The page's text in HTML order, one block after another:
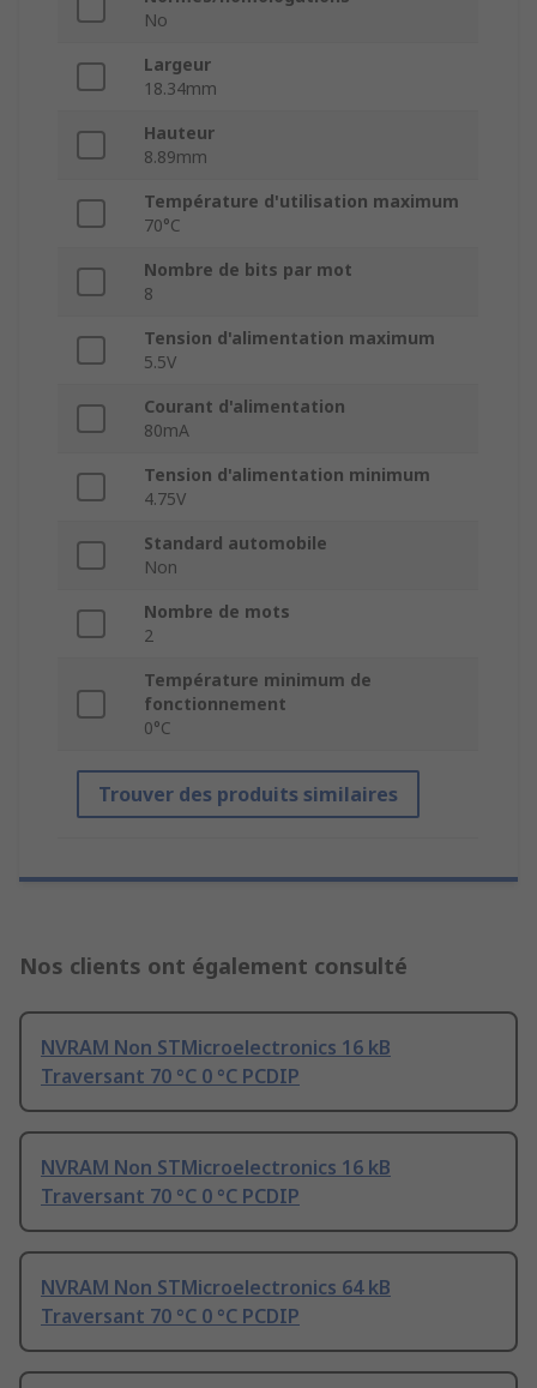
No
Largeur
18.34mm
Hauteur
8.89mm
Température d'utilisation maximum
70°C
Nombre de bits par mot
8
Tension d'alimentation maximum
5.5V
Courant d'alimentation
80mA
Tension d'alimentation minimum
4.75V
Standard automobile
Non
Nombre de mots
2
Température minimum de
fonctionnement
0°C
Trouver des produits similaires
Nos clients ont également consulté
NVRAM Non STMicroelectronics 16 kB
Traversant 70 °C 0 °C PCDIP
NVRAM Non STMicroelectronics 16 kB
Traversant 70 °C 0 °C PCDIP
NVRAM Non STMicroelectronics 64 kB
Traversant 70 °C 0 °C PCDIP